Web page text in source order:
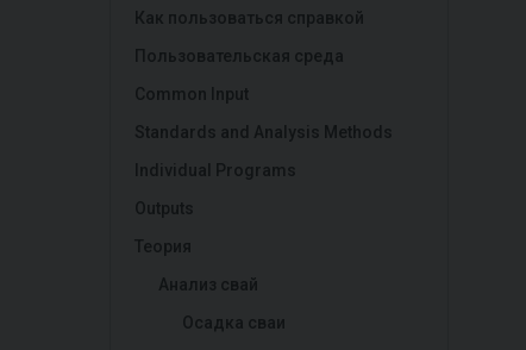
Как пользоваться справкой
Пользовательская среда
Common Input
Standards and Analysis Methods
Individual Programs
Outputs
Теория
Анализ свай
Осадка сваи